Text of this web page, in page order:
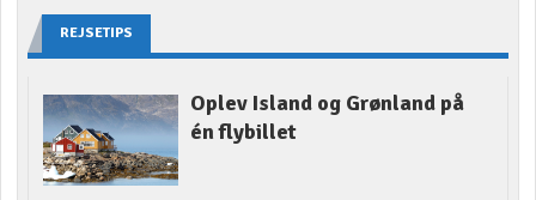
REJSETIPS
Oplev Island og Grønland på
én flybillet